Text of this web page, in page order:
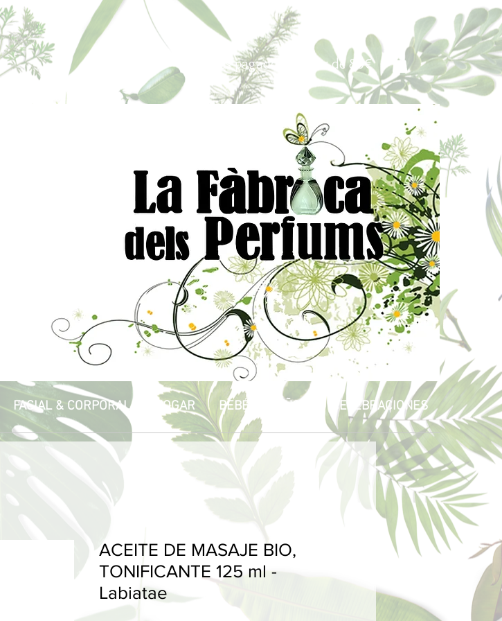
Portes pagados a partir de 80€
FACIAL & CORPORAL HOGAR BEBÉS & NIÑOS CELEBRACIONES
ACEITE DE MASAJE BIO,
TONIFICANTE 125 ml -
Labiatae